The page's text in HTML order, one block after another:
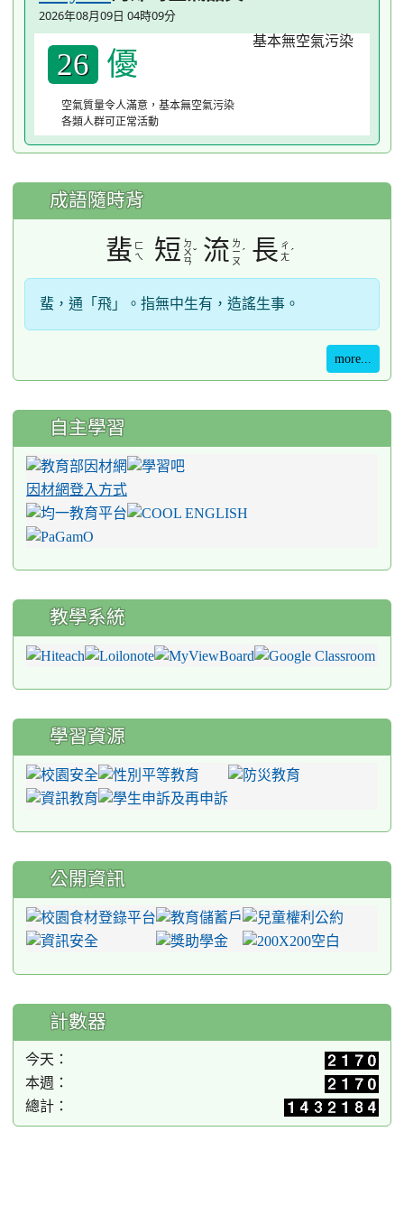
2026年08月09日 04時09分
26 優
空氣質量令人滿意，基本無空氣污染
各類人群可正常活動
成語隨時背
蜚 ㄈ
ㄟ
短 ㄉ
ㄨ
ㄢ
ˇ 流 ㄌ
ㄧ
ㄡ
ˊ 長 ㄔ
ㄤˊ
蜚，通「飛」。指無中生有，造謠生事。
more...
自主學習
因材網登入方式
教學系統
學習資源
公開資訊
計數器
今天：
本週：
總計：